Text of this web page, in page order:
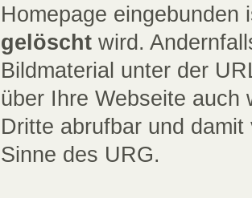
Homepage eingebunden
gelöscht wird.
Bildmaterial unter der
über Ihre Webseite auch
Dritte abrufbar und
Sinne des URG.